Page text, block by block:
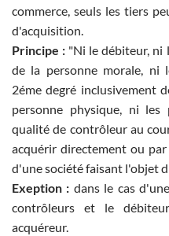
commerce, seuls les tiers
d'acquisition.
Principe : "Ni le débiteur, ni
de la personne morale, ni
2éme degré inclusivement
personne physique, ni
qualité de contrôleur au
acquérir directement ou
d'une société faisant l'objet
Exeption : dans le cas
contrôleurs et le
acquéreur.